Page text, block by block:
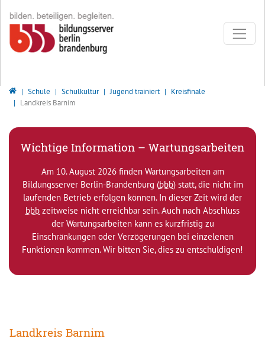
Bildungsserver Berlin - Brandenburg
Schule Schulkultur Jugend trainiert
Kreisfinale
Landkreis Barnim
Wichtige Information – Wartungsarbeiten
Am 10. August 2026 finden Wartungsarbeiten am
Bildungsserver Berlin-Brandenburg (bbb) statt, die nicht im
laufenden Betrieb erfolgen können. In dieser Zeit wird der
bbb zeitweise nicht erreichbar sein. Auch nach Abschluss
der Wartungsarbeiten kann es kurzfristig zu
Einschränkungen oder Verzögerungen bei einzelenen
Funktionen kommen. Wir bitten Sie, dies zu entschuldigen!
Landkreis Barnim